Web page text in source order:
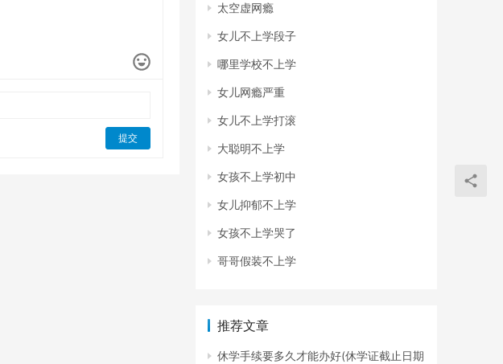
提交
太空虚网瘾
女儿不上学段子
哪里学校不上学
女儿网瘾严重
女儿不上学打滚
大聪明不上学
女孩不上学初中
女儿抑郁不上学
女孩不上学哭了
哥哥假装不上学
推荐文章
休学手续要多久才能办好(休学证截止日期